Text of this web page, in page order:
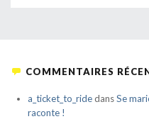
COMMENTAIRES
a_ticket_to_ridedansSe
raconte !